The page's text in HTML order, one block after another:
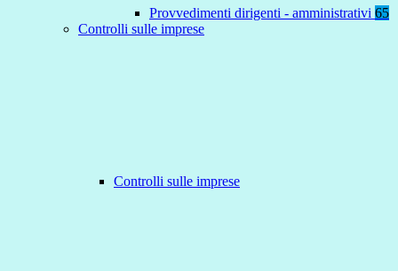
Provvedimenti dirigenti - amministrativi 65
Controlli sulle imprese
Controlli sulle imprese